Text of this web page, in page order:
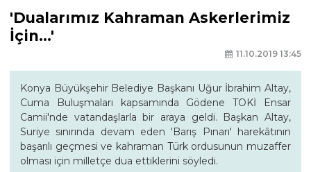
'Dualarımız Kahraman Askerlerimiz
İçin...'
11.10.2019 13:45
Konya Büyükşehir Belediye Başkanı Uğur İbrahim Altay,
Cuma Buluşmaları kapsamında Gödene TOKİ Ensar
Camii'nde vatandaşlarla bir araya geldi. Başkan Altay,
Suriye sınırında devam eden 'Barış Pınarı' harekâtının
başarılı geçmesi ve kahraman Türk ordusunun muzaffer
olması için milletçe dua ettiklerini söyledi.